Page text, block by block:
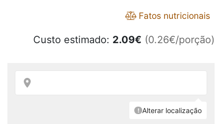
Fatos nutricionais
Custo estimado: 2.09€ (0.26€/porção)